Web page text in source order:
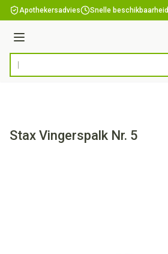
Ga naar de inhoud
Apothekersadvies Snelle beschikbaarheid
Menu
Product, merk, categorie...
Stax Vingerspalk Nr. 5